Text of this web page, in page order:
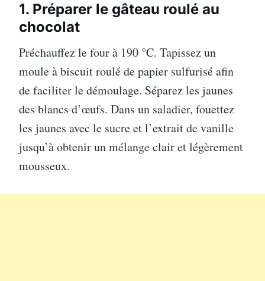
1. Préparer le gâteau roulé au
chocolat
Préchauffez le four à 190 °C. Tapissez un
moule à biscuit roulé de papier sulfurisé afin
de faciliter le démoulage. Séparez les jaunes
des blancs d’œufs. Dans un saladier, fouettez
les jaunes avec le sucre et l’extrait de vanille
jusqu’à obtenir un mélange clair et légèrement
mousseux.